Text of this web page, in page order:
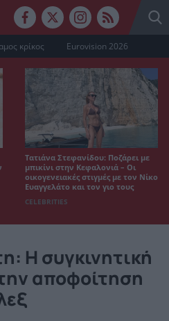
κρίκος Eurovision 2026
Τατιάνα Στεφανίδου: Ποζάρει με
μπικίνι στην Κεφαλονιά – Οι
οικογενειακές στιγμές με τον Νίκο
Ευαγγελάτο και τον γιο τους
CELEBRITIES
Η συγκινητική
αποφοίτηση